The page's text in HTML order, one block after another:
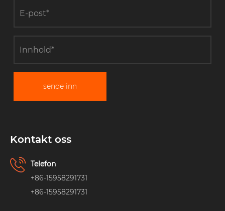
sende inn
Kontakt oss
Telefon
+86-15958291731
+86-15958291731